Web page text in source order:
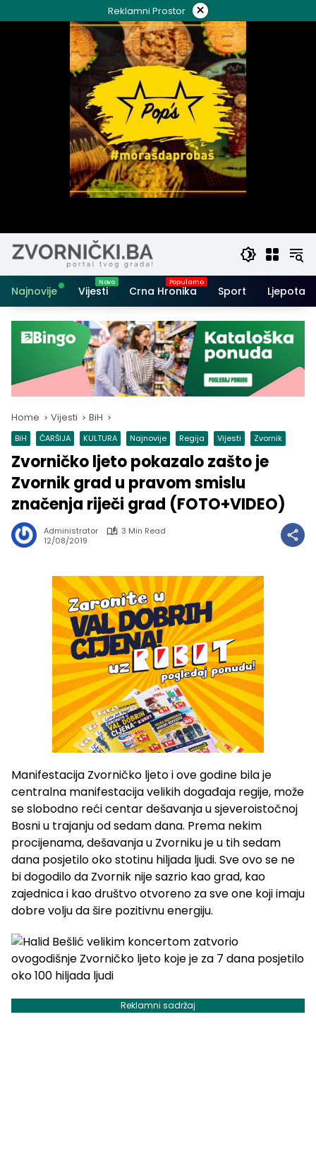
to
Reklamni Prostor ×
Najnovije Vijesti Crna Hronika Sport Ljepota i
Home Vijesti BiH
BiH ČARŠIJA KULTURA Najnovije Regija Vijesti Zvornik
Zvorničko ljeto pokazalo zašto je
Zvornik grad u pravom smislu
značenja riječi grad (FOTO+VIDEO)
Administrator
3 Min Read
12/08/2019
Manifestacija Zvorničko ljeto i ove godine bila je
centralna manifestacija velikih događaja regije, može
se slobodno reći centar dešavanja u sjeveroistočnoj
Bosni u trajanju od sedam dana. Prema nekim
procijenama, dešavanja u Zvorniku je u tih sedam
dana posjetilo oko stotinu hiljada ljudi. Sve ovo se ne
bi dogodilo da Zvornik nije sazrio kao grad, kao
zajednica i kao društvo otvoreno za sve one koji imaju
dobre volju da šire pozitivnu energiju.
Reklamni sadržaj